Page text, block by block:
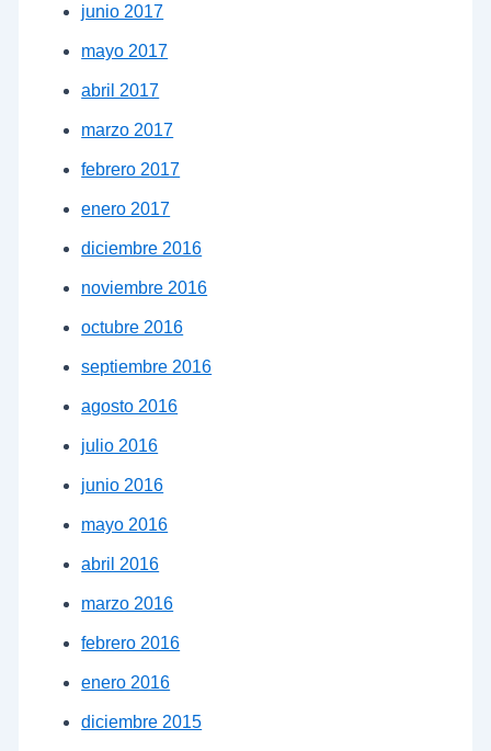
junio 2017
mayo 2017
abril 2017
marzo 2017
febrero 2017
enero 2017
diciembre 2016
noviembre 2016
octubre 2016
septiembre 2016
agosto 2016
julio 2016
junio 2016
mayo 2016
abril 2016
marzo 2016
febrero 2016
enero 2016
diciembre 2015